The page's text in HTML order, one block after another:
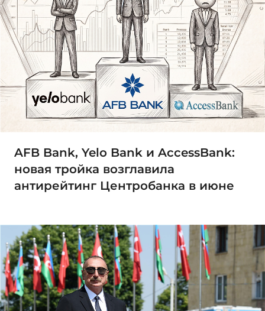
AFB Bank, Yelo Bank и AccessBank:
новая тройка возглавила
антирейтинг Центробанка в июне